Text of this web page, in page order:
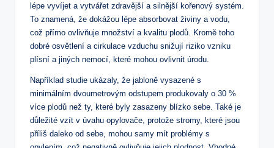
lépe vyvíjet a vytvářet zdravější a silnější kořenový systém.
To znamená, že dokážou lépe absorbovat živiny a vodu,
což přímo ovlivňuje množství a kvalitu plodů. Kromě toho
dobré osvětlení a cirkulace vzduchu snižují riziko vzniku
plísní a jiných nemocí, které mohou ovlivnit úrodu.
Například studie ukázaly, že jabloně vysazené s
minimálním dvoumetrovým odstupem produkovaly o 30 %
více plodů než ty, které byly zasazeny blízko sebe. Také je
důležité vzít v úvahu opylovače, protože stromy, které jsou
příliš daleko od sebe, mohou samy mít problémy s